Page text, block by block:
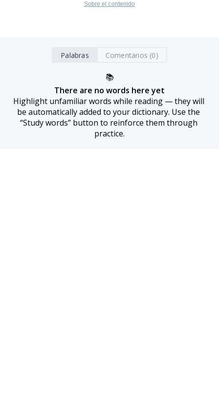
Sobre el contenido
Palabras Comentarios (0)
📚
There are no words here yet
Highlight unfamiliar words while reading — they will
be automatically added to your dictionary. Use the
“Study words” button to reinforce them through
practice.